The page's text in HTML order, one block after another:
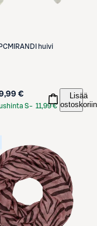
PCMIRANDI huivi
€
S- 11,99 €
Lisää
ostoskoriin